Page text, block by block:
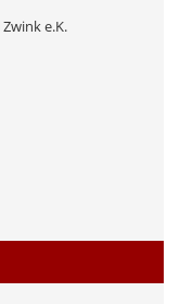
e.K.